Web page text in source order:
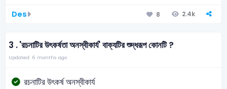
Des 8 2.4k
3 .'রচনাটির উৎকর্ষতা অনস্বীকার্য' বাক্যটির শুদ্ধরূপ কোনটি ?
Updated: 6 months ago
রচনাটির উৎকর্ষ অনস্বীকার্য